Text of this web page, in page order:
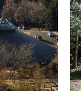
特集
餃子
グルメ